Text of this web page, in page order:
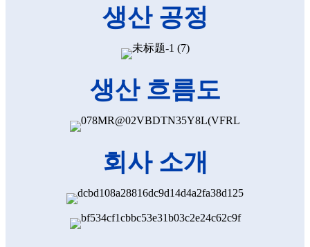
생산 공정
생산 흐름도
회사 소개